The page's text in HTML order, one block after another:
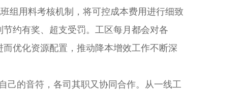
组用料考核机制，将可控成本费用进行细致
约有奖、超支受罚。工区每月都会对各
优化资源配置，推动降本增效工作不断深
的音符，各司其职又协同合作。从一线工